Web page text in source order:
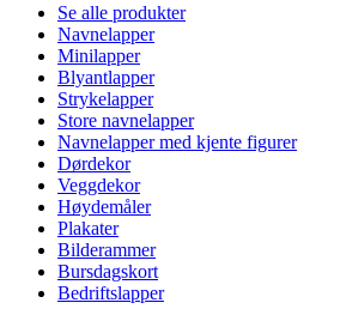
Se alle produkter
Navnelapper
Minilapper
Blyantlapper
Strykelapper
Store navnelapper
Navnelapper med kjente figurer
Dørdekor
Veggdekor
Høydemåler
Plakater
Bilderammer
Bursdagskort
Bedriftslapper